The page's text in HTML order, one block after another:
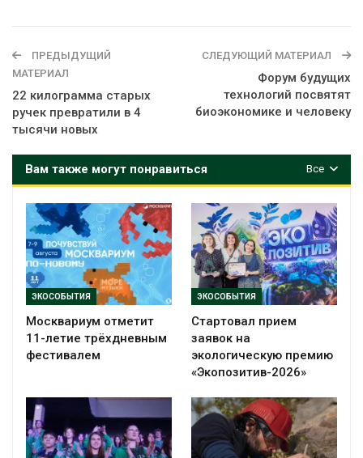
ПРЕДЫДУЩИЙ
МАТЕРИАЛ
22 килограмма старых
ручек превратили в 4
тысячи новых
СЛЕДУЮЩИЙ МАТЕРИАЛ
Форум будущих
технологий посвятят
биоэкономике и человеку
Все
Вам также могут понравиться
ЭКОСОБЫТИЯ
Москвариум отметит
11-летие трёхдневным
фестивалем
ЭКОСОБЫТИЯ
Стартовал прием
заявок на
экологическую премию
«Экопозитив-2026»